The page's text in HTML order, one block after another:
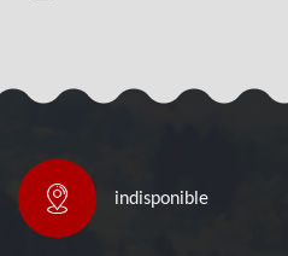
indisponible